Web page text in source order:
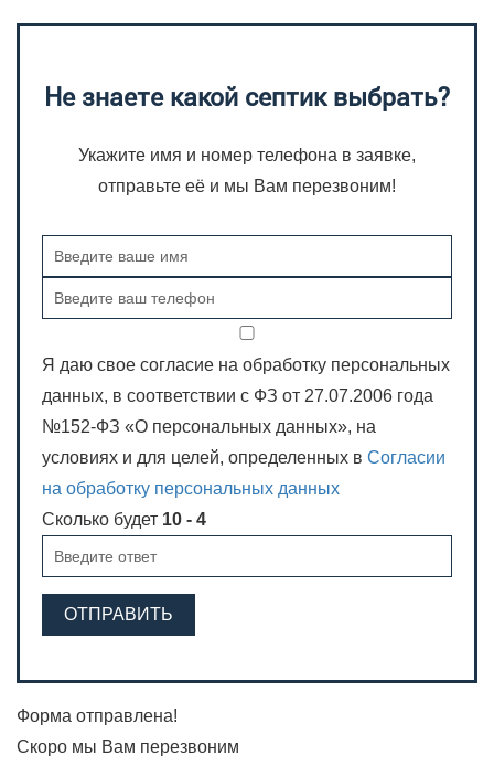
Не знаете какой септик выбрать?
Укажите имя и номер телефона в заявке,
отправьте её и мы Вам перезвоним!
Я даю свое согласие на обработку персональных
данных, в соответствии с ФЗ от 27.07.2006 года
№152-ФЗ «О персональных данных», на
условиях и для целей, определенных в Согласии
на обработку персональных данных
Сколько будет 10 - 4
ОТПРАВИТЬ
Форма отправлена!
Скоро мы Вам перезвоним